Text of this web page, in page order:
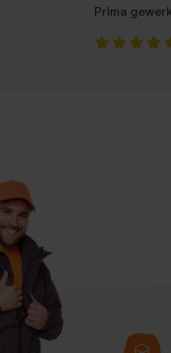
Prima